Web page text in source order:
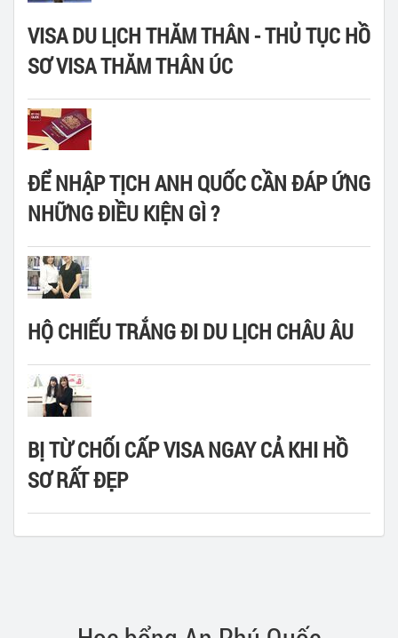
VISA DU LỊCH THĂM THÂN - THỦ TỤC HỒ
SƠ VISA THĂM THÂN ÚC
ĐỂ NHẬP TỊCH ANH QUỐC CẦN ĐÁP ỨNG
NHỮNG ĐIỀU KIỆN GÌ ?
HỘ CHIẾU TRẮNG ĐI DU LỊCH CHÂU ÂU
BỊ TỪ CHỐI CẤP VISA NGAY CẢ KHI HỒ
SƠ RẤT ĐẸP